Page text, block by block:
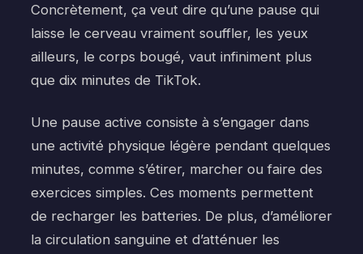
Concrètement, ça veut dire qu’une pause qui
laisse le cerveau vraiment souffler, les yeux
ailleurs, le corps bougé, vaut infiniment plus
que dix minutes de TikTok.
Une pause active consiste à s’engager dans
une activité physique légère pendant quelques
minutes, comme s’étirer, marcher ou faire des
exercices simples. Ces moments permettent
de recharger les batteries. De plus, d’améliorer
la circulation sanguine et d’atténuer les